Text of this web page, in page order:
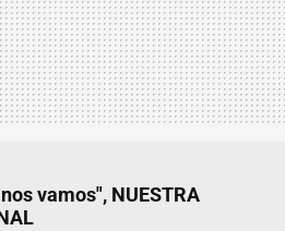
vamos", NUESTRA